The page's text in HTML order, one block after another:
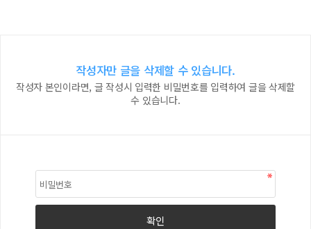
작성자만 글을 삭제할 수 있습니다.
작성자 본인이라면, 글 작성시 입력한 비밀번호를 입력하여 글을 삭제할
수 있습니다.